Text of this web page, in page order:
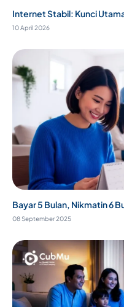
Internet Stabil: Kunci
10 April 2026
Bayar 5 Bulan, Nikmatin 6
08 September 2025